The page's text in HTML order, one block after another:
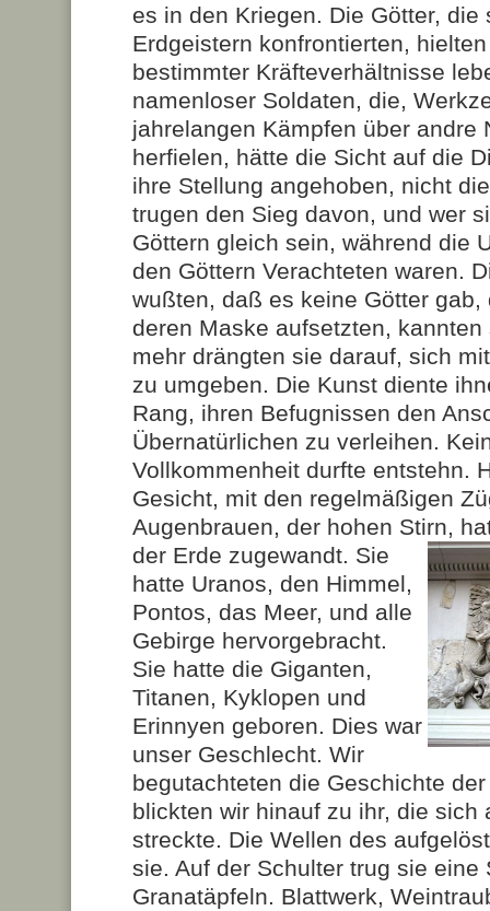
es in den Kriegen. Die Götter, die
Erdgeistern konfrontierten,
bestimmter Kräfteverhältnisse
namenloser Soldaten, die,
jahrelangen Kämpfen über andre
herfielen, hätte die Sicht auf die
ihre Stellung angehoben, nicht
trugen den Sieg davon, und wer
Göttern gleich sein, während die
den Göttern Verachteten waren.
wußten, daß es keine Götter
deren Maske aufsetzten,
mehr drängten sie darauf, sich
zu umgeben. Die Kunst diente
Rang, ihren Befugnissen den
Übernatürlichen zu verleihen.
Vollkommenheit durfte entstehn.
Gesicht, mit den regelmäßigen
Augenbrauen, der hohen Stirn,
der Erde zugewandt. Sie
hatte Uranos, den Himmel,
Pontos, das Meer, und alle
Gebirge hervorgebracht.
Sie hatte die Giganten,
Titanen, Kyklopen und
Erinnyen geboren. Dies war
unser Geschlecht. Wir
begutachteten die Geschichte
blickten wir hinauf zu ihr, die sich
streckte. Die Wellen des
sie. Auf der Schulter trug sie eine
Granatäpfeln. Blattwerk,